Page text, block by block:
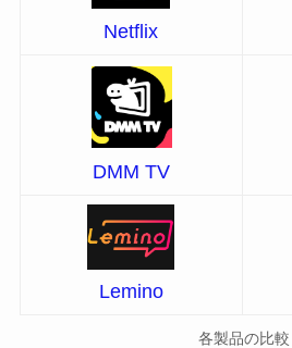
Netflix
DMM TV
Lemino
各製品の比較